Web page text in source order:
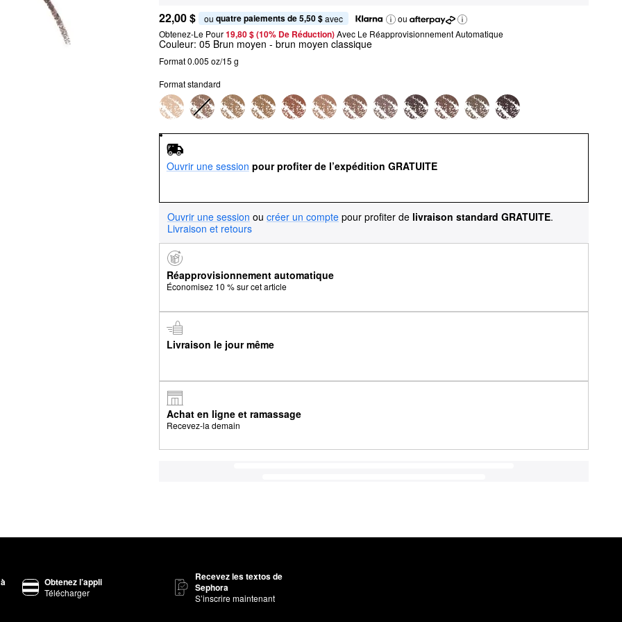
22,00 $ ou quatre paiements de 5,50 $ avec
ou
Obtenez-Le Pour19,80 $ (10% De Réduction) Avec Le Réapprovisionnement Automatique
Couleur: 05 Brun moyen - brun moyen classique
Format 0.005 oz/15 g
Format standard
Ouvrir une session pour profiter de l’expédition GRATUITE
Ouvrir une session ou créer un compte pour profiter de livraison standard GRATUITE.
Livraison et retours
Réapprovisionnement automatique
Économisez 10 % sur cet article
Livraison le jour même
Achat en ligne et ramassage
Recevez-la demain
Obtenez l’appli
Télécharger
Recevez les textos de
Sephora
S’inscrire maintenant